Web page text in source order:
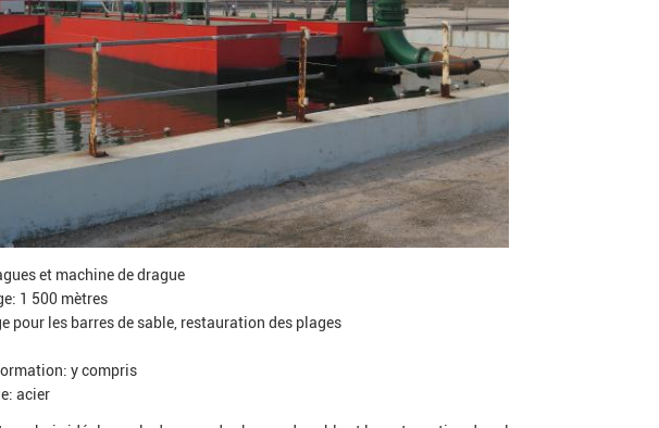
et machine de drague
1 500 mètres
pour les barres de sable, restauration des plages
y compris
acier